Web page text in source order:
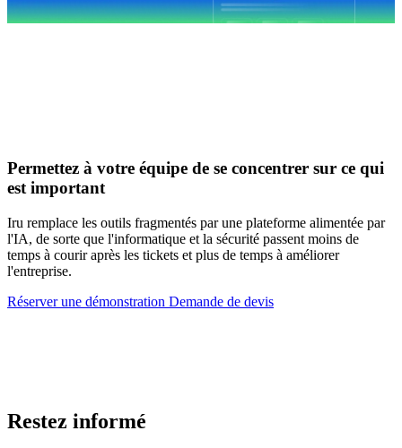
Permettez à votre équipe de se concentrer sur ce qui
est important
Iru remplace les outils fragmentés par une plateforme alimentée par
l'IA, de sorte que l'informatique et la sécurité passent moins de
temps à courir après les tickets et plus de temps à améliorer
l'entreprise.
Réserver une démonstration Demande de devis
Restez informé